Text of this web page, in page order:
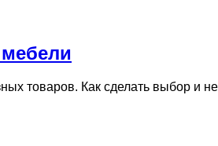
товаров. Как сделать выбор и